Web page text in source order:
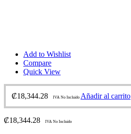
Add to Wishlist
Compare
Quick View
₡18,344.28 IVA No Incluido Añadir al carrito
₡18,344.28 IVA No Incluido